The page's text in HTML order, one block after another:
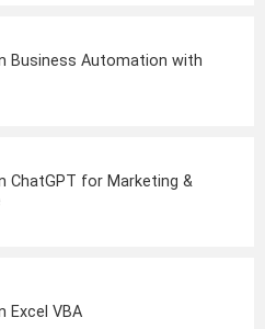
Business Automation with
ChatGPT for Marketing &
Excel VBA